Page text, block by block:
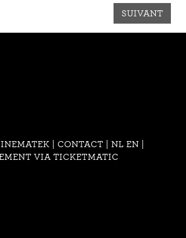
SUIVANT
| CONTACT| NL EN
VIA TICKETMATIC